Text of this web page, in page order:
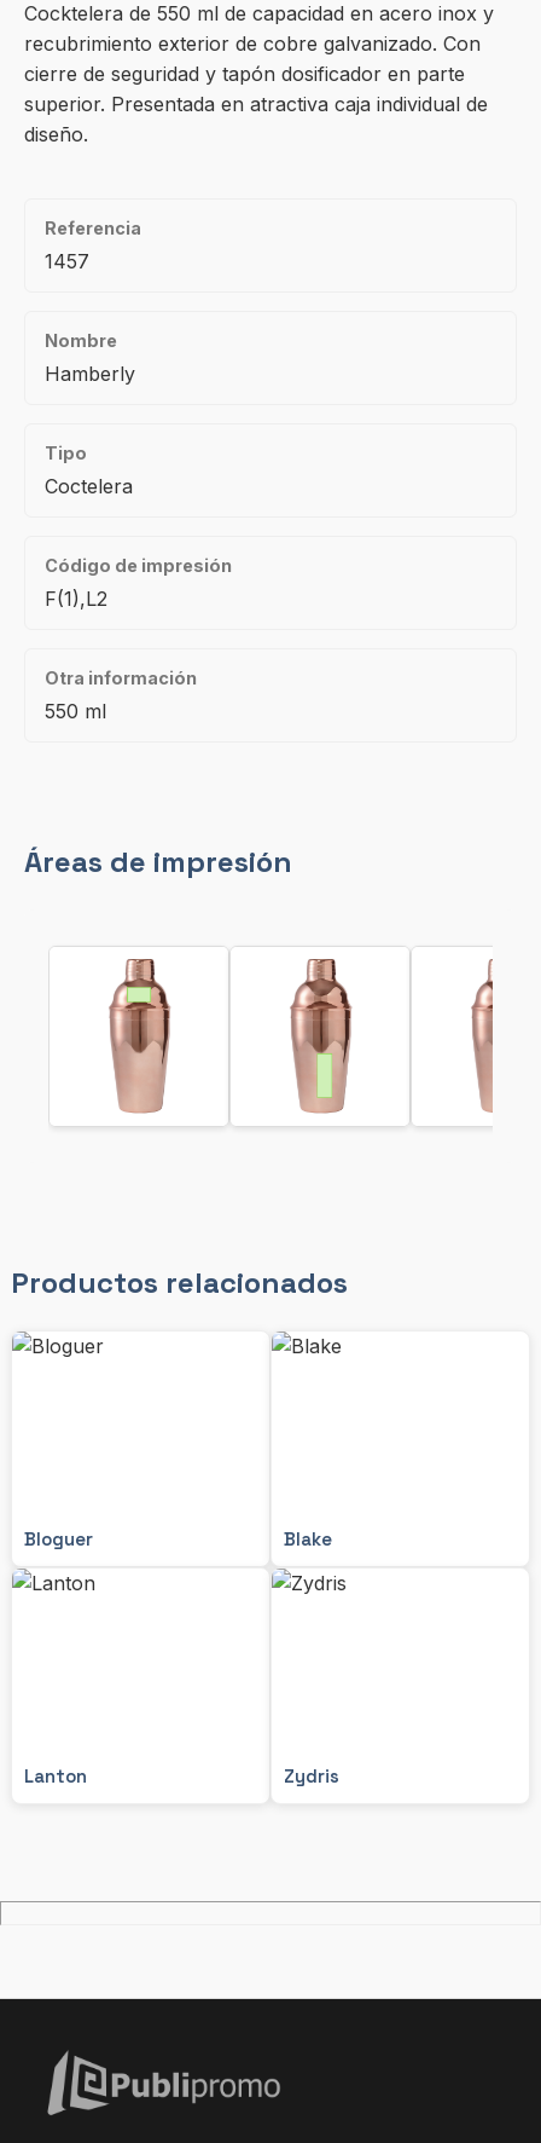
Cocktelera de 550 ml de capacidad en acero inox y
recubrimiento exterior de cobre galvanizado. Con
cierre de seguridad y tapón dosificador en parte
superior. Presentada en atractiva caja individual de
diseño.
Referencia
1457
Nombre
Hamberly
Tipo
Coctelera
Código de impresión
F(1),L2
Otra información
550 ml
Áreas de impresión
Productos relacionados
Bloguer Blake
Lanton Zydris